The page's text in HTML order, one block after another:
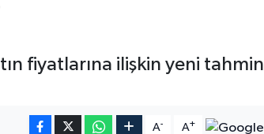
fiyatlarına ilişkin yeni tahmin
A- A+